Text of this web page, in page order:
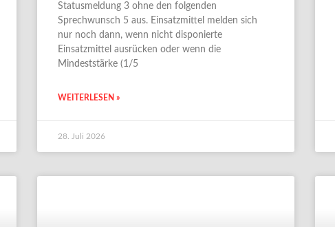
Statusmeldung 3 ohne den folgenden
Sprechwunsch 5 aus. Einsatzmittel melden sich
nur noch dann, wenn nicht disponierte
Einsatzmittel ausrücken oder wenn die
Mindeststärke (1/5
WEITERLESEN »
28. Juli 2026